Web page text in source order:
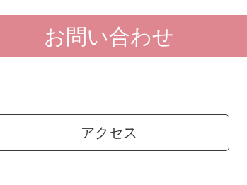
お問い合わせ
アクセス